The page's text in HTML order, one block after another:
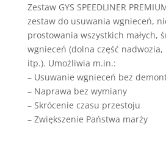
Zestaw GYS SPEEDLINER
zestaw do usuwania wgnieceń,
prostowania wszystkich małych,
wgnieceń (dolna część nadwozia,
itp.). Umożliwia m.in.:
– Usuwanie wgnieceń bez
– Naprawa bez wymiany
– Skrócenie czasu przestoju
– Zwiększenie Państwa marży